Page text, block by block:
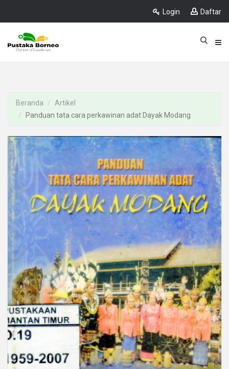
Login Daftar
Beranda
Artikel
Panduan tata cara perkawinan adat Dayak Modang